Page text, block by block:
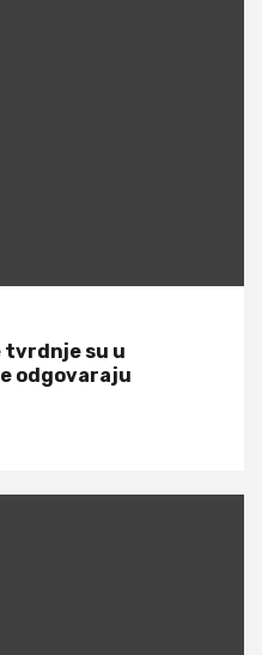
tvrdnje su u
odgovaraju